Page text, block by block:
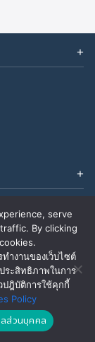
→ Widgets
ยบายเว็บไซต์ของสำนัก
รศึกษาและนวัตกรรม
การเรียนรู้
serve
By clicking
ำงานของเว็บไซต์
ระสิทธิภาพในการ
ฎิบัติการใช้คุกกี้
Policy
ส่วนบุคคล